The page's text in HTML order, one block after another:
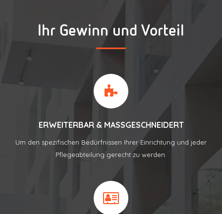
Ihr Gewinn und Vorteil
ERWEITERBAR & MASSGESCHNEIDERT
Um den spezifischen Bedürfnissen Ihrer Einrichtung und jeder
Pflegeabteilung gerecht zu werden.